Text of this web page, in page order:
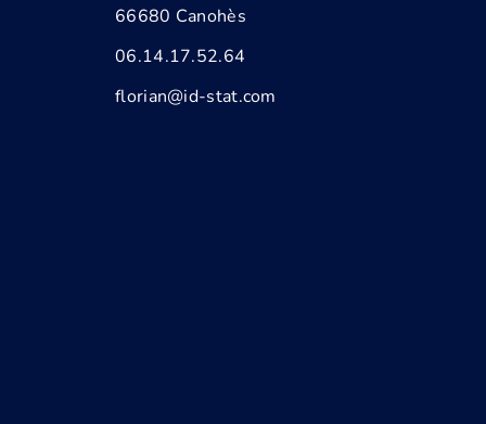
66680 Canohès
06.14.17.52.64
florian@id-stat.com